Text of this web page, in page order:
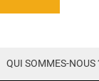
QUI SOMMES-NOUS